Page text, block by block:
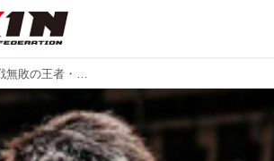
【VTJ】10戦無敗の王者・竹中大地が参戦 6.19大阪